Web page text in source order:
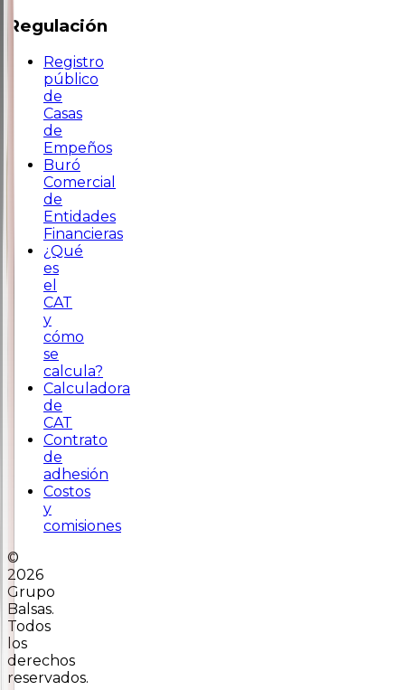
Regulación
Registro
público
de
Casas
de
Empeños
Buró
Comercial
de
Entidades
Financieras
¿Qué
es
el
CAT
y
cómo
se
calcula?
Calculadora
de
CAT
Contrato
de
adhesión
Costos
y
comisiones
©
2026
Grupo
Balsas.
Todos
los
derechos
reservados.